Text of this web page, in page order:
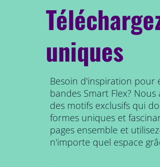
uniques
Besoin d'inspiration pour
bandes Smart Flex?
des motifs exclusifs qui
formes uniques et
pages ensemble et
n'importe quel espace